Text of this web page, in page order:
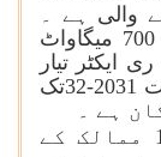
3 گنا بڑھنے والی ہے ۔
بین الاقوامی تعاون کے ذریعے مقامی 700 میگاواٹ
1,000 میگاواٹ ری ایکٹر تیار
کیے جانے کے ساتھ ، نصب شدہ صلاحیت 2031-32تک
ہندوستان نے 18 ممالک کے